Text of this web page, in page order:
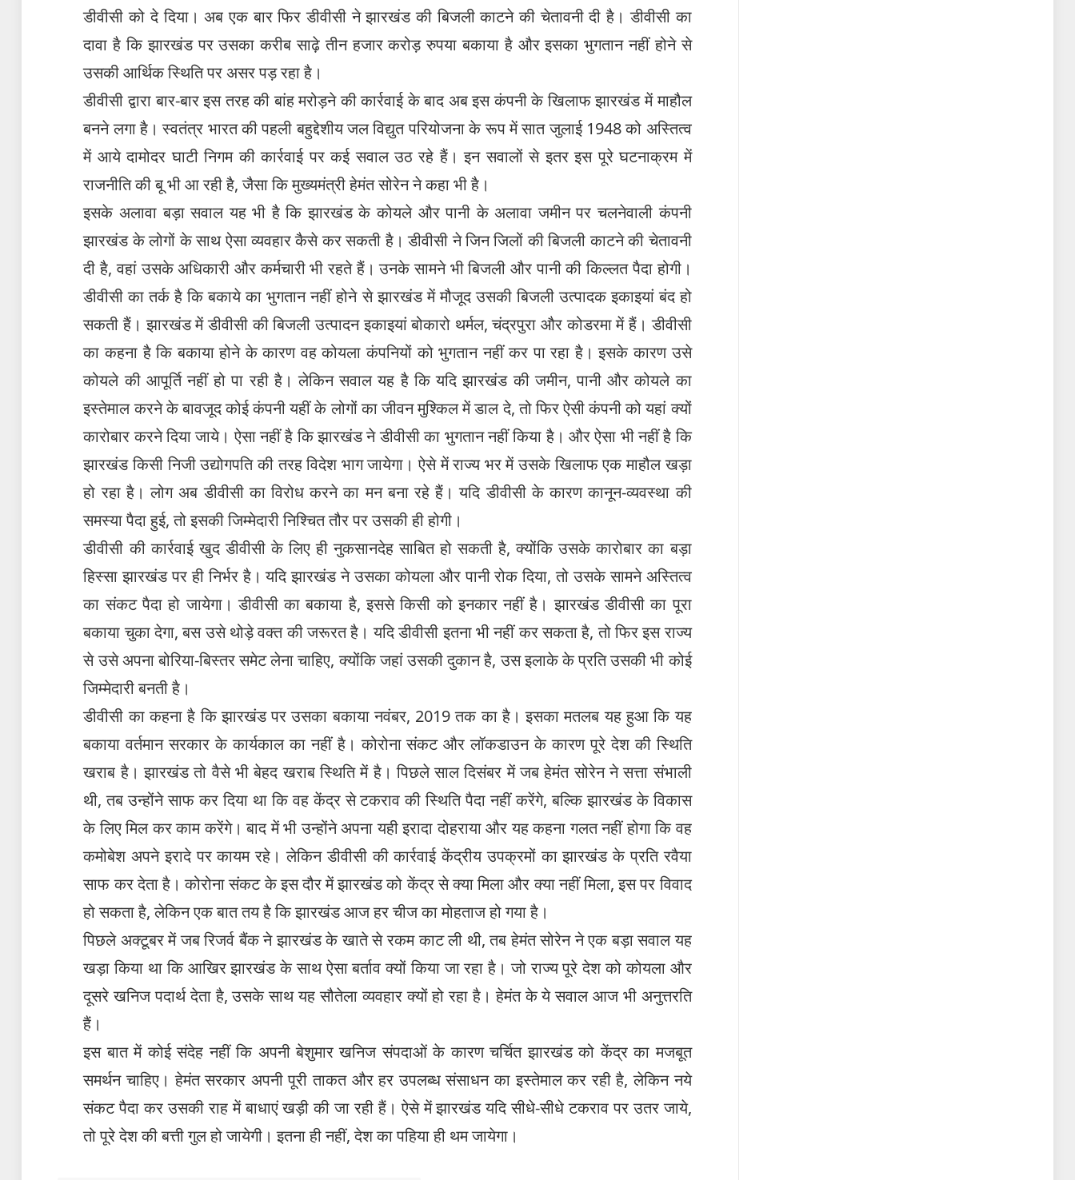
डीवीसी को दे दिया। अब एक बार फिर डीवीसी ने झारखंड की बिजली काटने की चेतावनी दी है। डीवीसी का
दावा है कि झारखंड पर उसका करीब साढ़े तीन हजार करोड़ रुपया बकाया है और इसका भुगतान नहीं होने से
उसकी आर्थिक स्थिति पर असर पड़ रहा है।
डीवीसी द्वारा बार-बार इस तरह की बांह मरोड़ने की कार्रवाई के बाद अब इस कंपनी के खिलाफ झारखंड में माहौल
बनने लगा है। स्वतंत्र भारत की पहली बहुद्देशीय जल विद्युत परियोजना के रूप में सात जुलाई 1948 को अस्तित्व
में आये दामोदर घाटी निगम की कार्रवाई पर कई सवाल उठ रहे हैं। इन सवालों से इतर इस पूरे घटनाक्रम में
राजनीति की बू भी आ रही है, जैसा कि मुख्यमंत्री हेमंत सोरेन ने कहा भी है।
इसके अलावा बड़ा सवाल यह भी है कि झारखंड के कोयले और पानी के अलावा जमीन पर चलनेवाली कंपनी
झारखंड के लोगों के साथ ऐसा व्यवहार कैसे कर सकती है। डीवीसी ने जिन जिलों की बिजली काटने की चेतावनी
दी है, वहां उसके अधिकारी और कर्मचारी भी रहते हैं। उनके सामने भी बिजली और पानी की किल्लत पैदा होगी।
डीवीसी का तर्क है कि बकाये का भुगतान नहीं होने से झारखंड में मौजूद उसकी बिजली उत्पादक इकाइयां बंद हो
सकती हैं। झारखंड में डीवीसी की बिजली उत्पादन इकाइयां बोकारो थर्मल, चंद्रपुरा और कोडरमा में हैं। डीवीसी
का कहना है कि बकाया होने के कारण वह कोयला कंपनियों को भुगतान नहीं कर पा रहा है। इसके कारण उसे
कोयले की आपूर्ति नहीं हो पा रही है। लेकिन सवाल यह है कि यदि झारखंड की जमीन, पानी और कोयले का
इस्तेमाल करने के बावजूद कोई कंपनी यहीं के लोगों का जीवन मुश्किल में डाल दे, तो फिर ऐसी कंपनी को यहां क्यों
कारोबार करने दिया जाये। ऐसा नहीं है कि झारखंड ने डीवीसी का भुगतान नहीं किया है। और ऐसा भी नहीं है कि
झारखंड किसी निजी उद्योगपति की तरह विदेश भाग जायेगा। ऐसे में राज्य भर में उसके खिलाफ एक माहौल खड़ा
हो रहा है। लोग अब डीवीसी का विरोध करने का मन बना रहे हैं। यदि डीवीसी के कारण कानून-व्यवस्था की
समस्या पैदा हुई, तो इसकी जिम्मेदारी निश्चित तौर पर उसकी ही होगी।
डीवीसी की कार्रवाई खुद डीवीसी के लिए ही नुकसानदेह साबित हो सकती है, क्योंकि उसके कारोबार का बड़ा
हिस्सा झारखंड पर ही निर्भर है। यदि झारखंड ने उसका कोयला और पानी रोक दिया, तो उसके सामने अस्तित्व
का संकट पैदा हो जायेगा। डीवीसी का बकाया है, इससे किसी को इनकार नहीं है। झारखंड डीवीसी का पूरा
बकाया चुका देगा, बस उसे थोड़े वक्त की जरूरत है। यदि डीवीसी इतना भी नहीं कर सकता है, तो फिर इस राज्य
से उसे अपना बोरिया-बिस्तर समेट लेना चाहिए, क्योंकि जहां उसकी दुकान है, उस इलाके के प्रति उसकी भी कोई
जिम्मेदारी बनती है।
डीवीसी का कहना है कि झारखंड पर उसका बकाया नवंबर, 2019 तक का है। इसका मतलब यह हुआ कि यह
बकाया वर्तमान सरकार के कार्यकाल का नहीं है। कोरोना संकट और लॉकडाउन के कारण पूरे देश की स्थिति
खराब है। झारखंड तो वैसे भी बेहद खराब स्थिति में है। पिछले साल दिसंबर में जब हेमंत सोरेन ने सत्ता संभाली
थी, तब उन्होंने साफ कर दिया था कि वह केंद्र से टकराव की स्थिति पैदा नहीं करेंगे, बल्कि झारखंड के विकास
के लिए मिल कर काम करेंगे। बाद में भी उन्होंने अपना यही इरादा दोहराया और यह कहना गलत नहीं होगा कि वह
कमोबेश अपने इरादे पर कायम रहे। लेकिन डीवीसी की कार्रवाई केंद्रीय उपक्रमों का झारखंड के प्रति रवैया
साफ कर देता है। कोरोना संकट के इस दौर में झारखंड को केंद्र से क्या मिला और क्या नहीं मिला, इस पर विवाद
हो सकता है, लेकिन एक बात तय है कि झारखंड आज हर चीज का मोहताज हो गया है।
पिछले अक्टूबर में जब रिजर्व बैंक ने झारखंड के खाते से रकम काट ली थी, तब हेमंत सोरेन ने एक बड़ा सवाल यह
खड़ा किया था कि आखिर झारखंड के साथ ऐसा बर्ताव क्यों किया जा रहा है। जो राज्य पूरे देश को कोयला और
दूसरे खनिज पदार्थ देता है, उसके साथ यह सौतेला व्यवहार क्यों हो रहा है। हेमंत के ये सवाल आज भी अनुत्तरति
हैं।
इस बात में कोई संदेह नहीं कि अपनी बेशुमार खनिज संपदाओं के कारण चर्चित झारखंड को केंद्र का मजबूत
समर्थन चाहिए। हेमंत सरकार अपनी पूरी ताकत और हर उपलब्ध संसाधन का इस्तेमाल कर रही है, लेकिन नये
संकट पैदा कर उसकी राह में बाधाएं खड़ी की जा रही हैं। ऐसे में झारखंड यदि सीधे-सीधे टकराव पर उतर जाये,
तो पूरे देश की बत्ती गुल हो जायेगी। इतना ही नहीं, देश का पहिया ही थम जायेगा।